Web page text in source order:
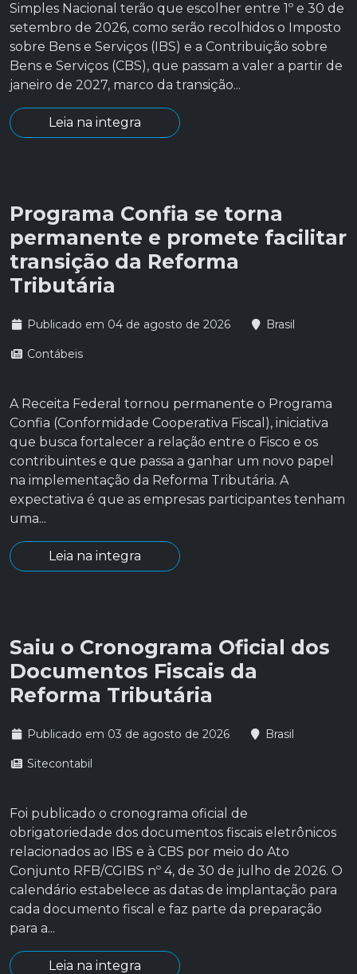
Simples Nacional terão que escolher entre 1º e 30 de
setembro de 2026, como serão recolhidos o Imposto
sobre Bens e Serviços (IBS) e a Contribuição sobre
Bens e Serviços (CBS), que passam a valer a partir de
janeiro de 2027, marco da transição...
Leia na integra
Programa Confia se torna
permanente e promete facilitar
transição da Reforma
Tributária
Publicado em 04 de agosto de 2026 Brasil
Contábeis
A Receita Federal tornou permanente o Programa
Confia (Conformidade Cooperativa Fiscal), iniciativa
que busca fortalecer a relação entre o Fisco e os
contribuintes e que passa a ganhar um novo papel
na implementação da Reforma Tributária. A
expectativa é que as empresas participantes tenham
uma...
Leia na integra
Saiu o Cronograma Oficial dos
Documentos Fiscais da
Reforma Tributária
Publicado em 03 de agosto de 2026 Brasil
Sitecontabil
Foi publicado o cronograma oficial de
obrigatoriedade dos documentos fiscais eletrônicos
relacionados ao IBS e à CBS por meio do Ato
Conjunto RFB/CGIBS nº 4, de 30 de julho de 2026. O
calendário estabelece as datas de implantação para
cada documento fiscal e faz parte da preparação
para a...
Leia na integra